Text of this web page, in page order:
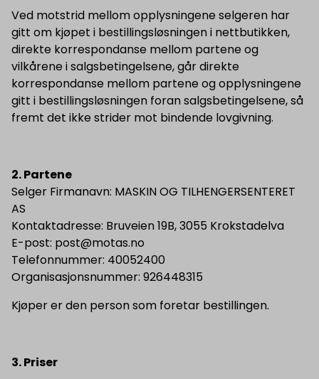
Ved motstrid mellom opplysningene selgeren har
gitt om kjøpet i bestillingsløsningen i nettbutikken,
direkte korrespondanse mellom partene og
vilkårene i salgsbetingelsene, går direkte
korrespondanse mellom partene og opplysningene
gitt i bestillingsløsningen foran salgsbetingelsene, så
fremt det ikke strider mot bindende lovgivning.
2. Partene
Selger Firmanavn: MASKIN OG TILHENGERSENTERET
AS
Kontaktadresse: Bruveien 19B, 3055 Krokstadelva
E-post: post@motas.no
Telefonnummer: 40052400
Organisasjonsnummer: 926448315
Kjøper er den person som foretar bestillingen.
3. Priser